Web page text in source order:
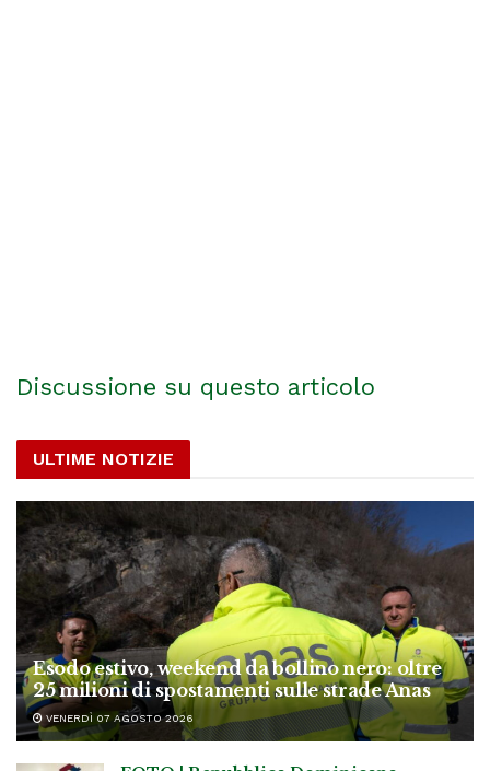
Discussione su questo articolo
ULTIME NOTIZIE
Esodo estivo, weekend da bollino nero: oltre
25 milioni di spostamenti sulle strade Anas
VENERDÌ 07 AGOSTO 2026